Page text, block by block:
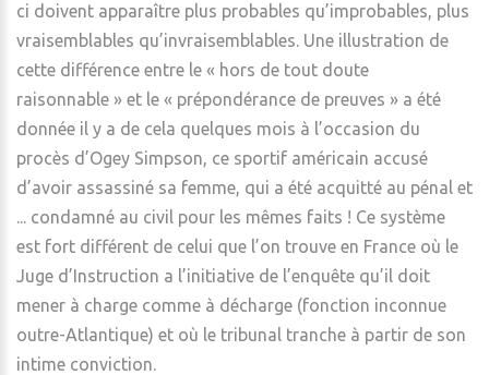
ci doivent apparaître plus probables qu’improbables, plus
vraisemblables qu’invraisemblables. Une illustration de
cette différence entre le « hors de tout doute
raisonnable » et le « prépondérance de preuves » a été
donnée il y a de cela quelques mois à l’occasion du
procès d’Ogey Simpson, ce sportif américain accusé
d’avoir assassiné sa femme, qui a été acquitté au pénal et
... condamné au civil pour les mêmes faits ! Ce système
est fort différent de celui que l’on trouve en France où le
Juge d’Instruction a l’initiative de l’enquête qu’il doit
mener à charge comme à décharge (fonction inconnue
outre-Atlantique) et où le tribunal tranche à partir de son
intime conviction.